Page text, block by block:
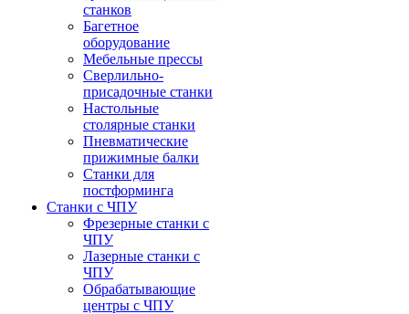
станков
Багетное
оборудование
Мебельные прессы
Сверлильно-
присадочные станки
Настольные
столярные станки
Пневматические
прижимные балки
Станки для
постформинга
Станки с ЧПУ
Фрезерные станки с
ЧПУ
Лазерные станки с
ЧПУ
Обрабатывающие
центры с ЧПУ